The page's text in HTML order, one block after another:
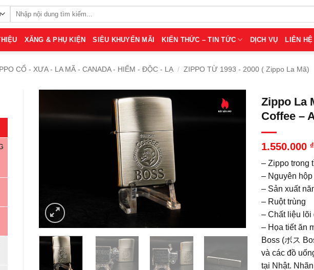
Tìm
kiếm:
XĂNG & PHỤ KIỆN SIÊU KHUYẾN MÃI KIẾN THỨC – TIN TỨC DỊCH VỤ LIÊN HỆ
CỔ - XƯA - LA MÃ - CANADA - HIẾM - ĐỘC - LẠ / ZIPPO TỪ 1993 - 2000 ( Zippo La Mã)
Zippo La
Coffee –
1.550.000 ₫
– Zippo trong
– Nguyên hộp
– Sản xuất
– Ruột trùng
– Chất liệu lõi
– Họa tiết ăn
Boss (ボス
và các đồ
tại Nhật.